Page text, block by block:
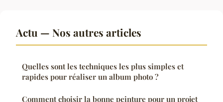
Actu — Nos autres articles
Quelles sont les techniques les plus simples et
rapides pour réaliser un album photo ?
Comment choisir la bonne peinture pour un projet